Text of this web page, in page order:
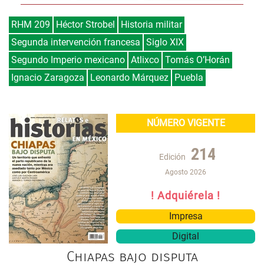
RHM 209 Héctor Strobel
Historia militar
Segunda intervención francesa Siglo XIX
Segundo Imperio mexicano Atlixco Tomás O’Horán
Ignacio Zaragoza
Leonardo Márquez Puebla
NÚMERO VIGENTE
Edición 214
Agosto 2026
! Adquiérela !
Impresa
Digital
Chiapas bajo disputa